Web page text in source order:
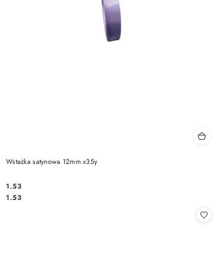
Wstażka satynowa 12mm x35y
Cena:
1.53
Cena:
1.53